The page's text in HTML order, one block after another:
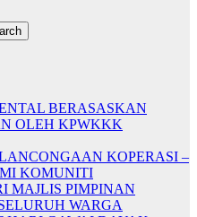
BERASASKAN
OLEH KPWKKK
KOPERASI –
KOMUNITI
MAJLIS PIMPINAN
WARGA